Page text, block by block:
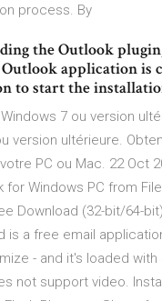
process. By
the Outlook
application is
to start the
7 ou version
version ultérieure.
PC ou Mac. 22 Oct
for Windows PC from
Download (32-bit/64-
is a free email
- and it's loaded
not support video.